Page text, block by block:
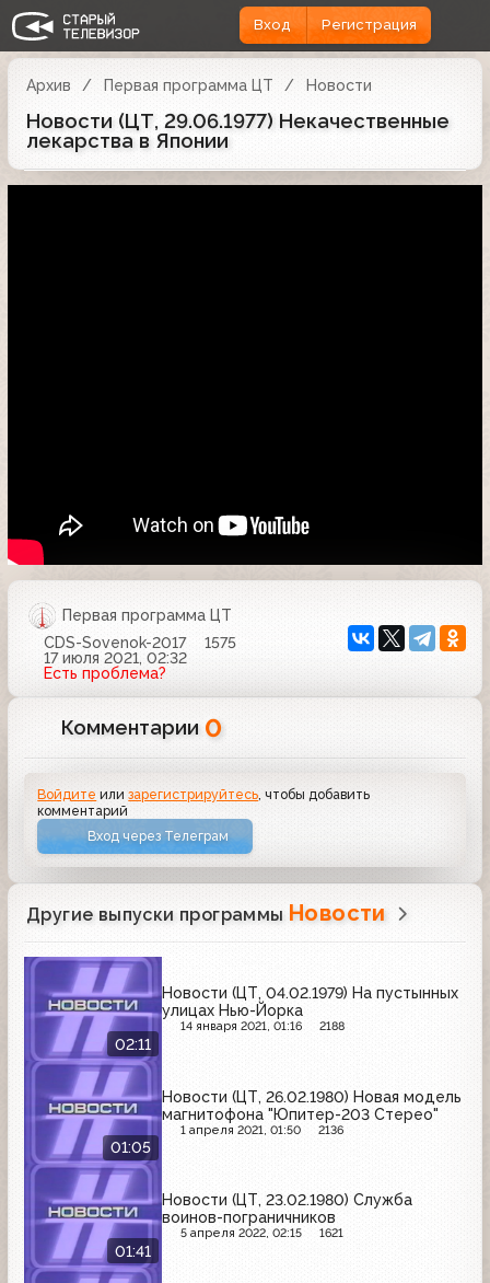
Вход Регистрация
Архив Первая программа ЦТ Новости
Новости (ЦТ, 29.06.1977) Некачественные
лекарства в Японии
Первая программа ЦТ
CDS-Sovenok-2017
1575
17 июля 2021, 02:32
Есть проблема?
Комментарии 0
Войдите илизарегистрируйтесь , чтобы добавить
комментарий
Вход через Телеграм
Другие выпуски программы Новости
02:11
Новости (ЦТ, 04.02.1979) На пустынных
улицах Нью-Йорка
14 января 2021, 01:16 2188
01:05
Новости (ЦТ, 26.02.1980) Новая модель
магнитофона "Юпитер-203 Стерео"
1 апреля 2021, 01:50 2136
01:41
Новости (ЦТ, 23.02.1980) Служба
воинов-пограничников
5 апреля 2022, 02:15 1621